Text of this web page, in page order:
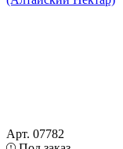
Арт. 07782